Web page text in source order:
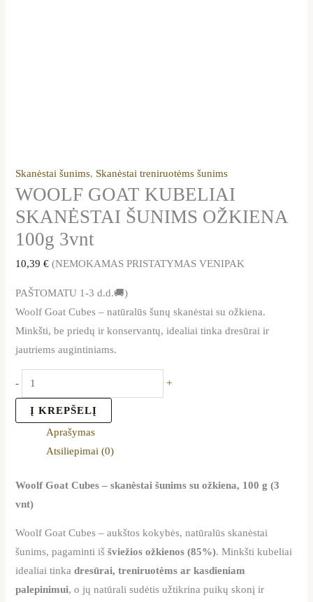
Skanėstai šunims, Skanėstai treniruotėms šunims
WOOLF GOAT KUBELIAI
SKANĖSTAI ŠUNIMS OŽKIENA
100g 3vnt
10,39€ (NEMOKAMAS PRISTATYMAS VENIPAK
PAŠTOMATU 1-3 d.d.🚚)
Woolf Goat Cubes – natūralūs šunų skanėstai su ožkiena.
Minkšti, be priedų ir konservantų, idealiai tinka dresūrai ir
jautriems augintiniams.
- +
Į KREPŠELĮ
Aprašymas
Atsiliepimai (0)
Woolf Goat Cubes – skanėstai šunims su ožkiena, 100 g (3
vnt)
Woolf Goat Cubes – aukštos kokybės, natūralūs skanėstai
šunims, pagaminti iššviežios ožkienos (85%). Minkšti kubeliai
idealiai tinkadresūrai, treniruotėms ar kasdieniam
palepinimui, o jų natūrali sudėtis užtikrina puikų skonį ir